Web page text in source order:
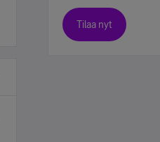
Tilaa nyt